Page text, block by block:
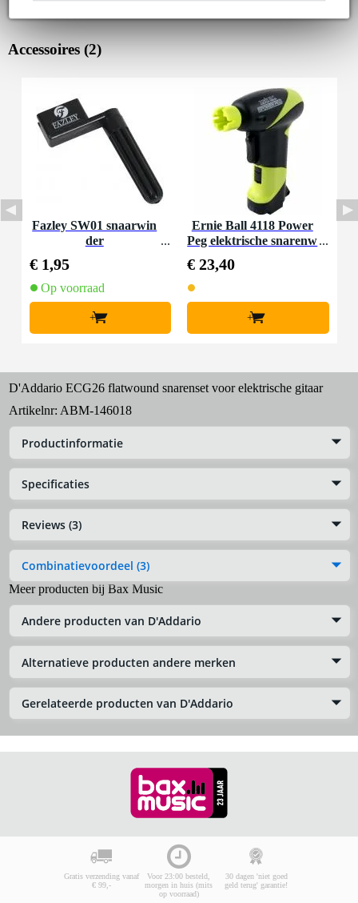
Accessoires (2)
Fazley SW01 snaarwin
der
€ 1,95
Op voorraad
+
Ernie Ball 4118 Power
Peg elektrische snarenw
€ 23,40
+
D'Addario ECG26 flatwound snarenset voor elektrische gitaar
Artikelnr: ABM-146018
Productinformatie
Specificaties
Reviews (3)
Combinatievoordeel (3)
Meer producten bij Bax Music
Andere producten van D'Addario
Alternatieve producten andere merken
Gerelateerde producten van D'Addario
Gratis verzending vanaf
€ 99,-
Voor 23:00 besteld,
morgen in huis (mits
op voorraad)
30 dagen 'niet goed
geld terug' garantie!